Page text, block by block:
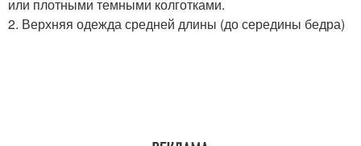
или плотными темными колготками.
2. Верхняя одежда средней длины (до середины бедра)